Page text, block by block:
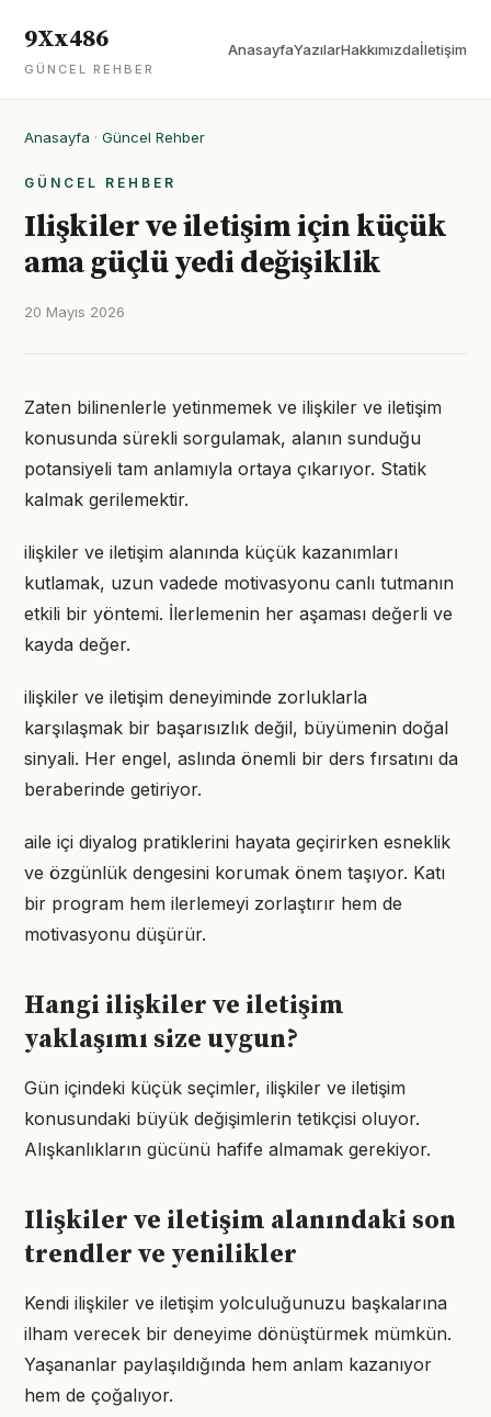
9Xx486
GÜNCEL REHBER
AnasayfaYazılarHakkımızdaİletişim
Anasayfa · Güncel Rehber
GÜNCEL REHBER
Ilişkiler ve iletişim için küçük
ama güçlü yedi değişiklik
20 Mayıs 2026
Zaten bilinenlerle yetinmemek ve ilişkiler ve iletişim
konusunda sürekli sorgulamak, alanın sunduğu
potansiyeli tam anlamıyla ortaya çıkarıyor. Statik
kalmak gerilemektir.
ilişkiler ve iletişim alanında küçük kazanımları
kutlamak, uzun vadede motivasyonu canlı tutmanın
etkili bir yöntemi. İlerlemenin her aşaması değerli ve
kayda değer.
ilişkiler ve iletişim deneyiminde zorluklarla
karşılaşmak bir başarısızlık değil, büyümenin doğal
sinyali. Her engel, aslında önemli bir ders fırsatını da
beraberinde getiriyor.
aile içi diyalog pratiklerini hayata geçirirken esneklik
ve özgünlük dengesini korumak önem taşıyor. Katı
bir program hem ilerlemeyi zorlaştırır hem de
motivasyonu düşürür.
Hangi ilişkiler ve iletişim
yaklaşımı size uygun?
Gün içindeki küçük seçimler, ilişkiler ve iletişim
konusundaki büyük değişimlerin tetikçisi oluyor.
Alışkanlıkların gücünü hafife almamak gerekiyor.
Ilişkiler ve iletişim alanındaki son
trendler ve yenilikler
Kendi ilişkiler ve iletişim yolculuğunuzu başkalarına
ilham verecek bir deneyime dönüştürmek mümkün.
Yaşananlar paylaşıldığında hem anlam kazanıyor
hem de çoğalıyor.